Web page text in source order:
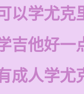
以学尤克
吉他好一
成人学尤